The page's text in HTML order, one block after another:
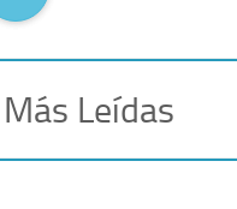
Leídas